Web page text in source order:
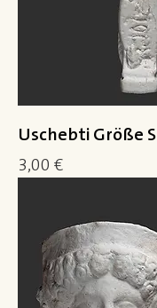
Uschebti Größe S
Preis
3,00 €